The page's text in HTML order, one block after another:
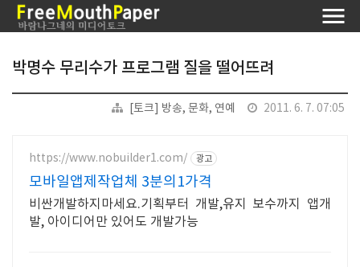
박명수 무리수가 프로그램 질을 떨어뜨려
[토크] 방송, 문화, 연예 2011. 6. 7. 07:05
https://www.nobuilder1.com/ 광고
모바일앱제작업체 3분의1가격
비싼개발하지마세요.기획부터 개발,유지 보수까지 앱개
발, 아이디어만 있어도 개발가능